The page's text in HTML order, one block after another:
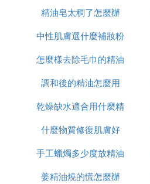
張
精油皂太稠了怎麼辦
中性肌膚選什麼補妝粉
餅
怎麼樣去除毛巾的精油
味
調和後的精油怎麼用
乾燥缺水適合用什麼精
油
什麼物質修復肌膚好
手工蠟燭多少度放精油
姜精油燒的慌怎麼辦